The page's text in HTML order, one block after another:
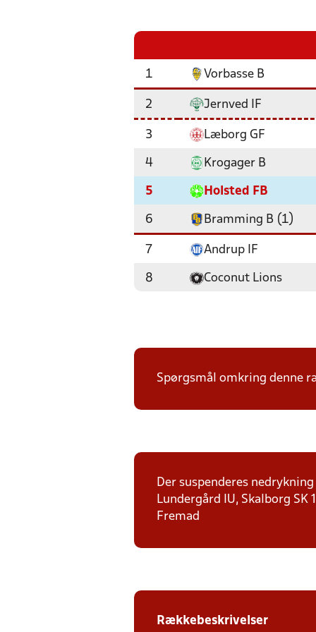
1 Vorbasse B
2 Jernved IF
3 Læborg GF
4 Krogager B
5 Holsted FB
6 Bramming B (1)
7 Andrup IF
8 Coconut Lions
Spørgsmål omkring denne
Der suspenderes
Lundergård IU, Skalborg SK
Fremad
Rækkebeskrivelser